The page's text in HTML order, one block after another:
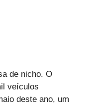
de nicho. O
veículos
deste ano, um